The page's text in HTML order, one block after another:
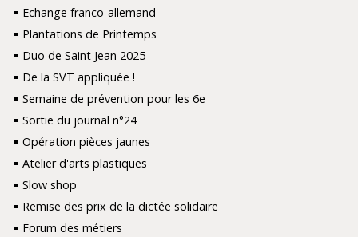
Echange franco-allemand
Plantations de Printemps
Duo de Saint Jean 2025
De la SVT appliquée !
Semaine de prévention pour les 6e
Sortie du journal n°24
Opération pièces jaunes
Atelier d'arts plastiques
Slow shop
Remise des prix de la dictée solidaire
Forum des métiers